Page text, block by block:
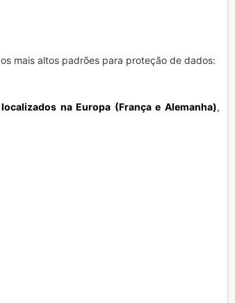
mais altos padrões para proteção de dados:
na Europa (França e Alemanha),